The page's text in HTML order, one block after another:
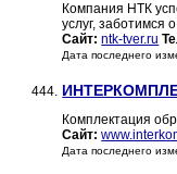
Компания НТК
услуг,
Сайт: ntk-tver.ru
Дата последнего
444.
Комплектация
Сайт:
Дата последнего